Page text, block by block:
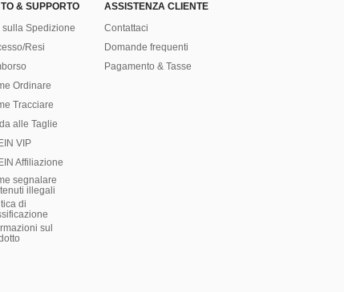
& SUPPORTO
sulla Spedizione
Resi
Ordinare
Tracciare
alle Taglie
VIP
Affiliazione
segnalare
illegali
di
sul
ASSISTENZA CLIENTE
Contattaci
Domande frequenti
Pagamento & Tasse